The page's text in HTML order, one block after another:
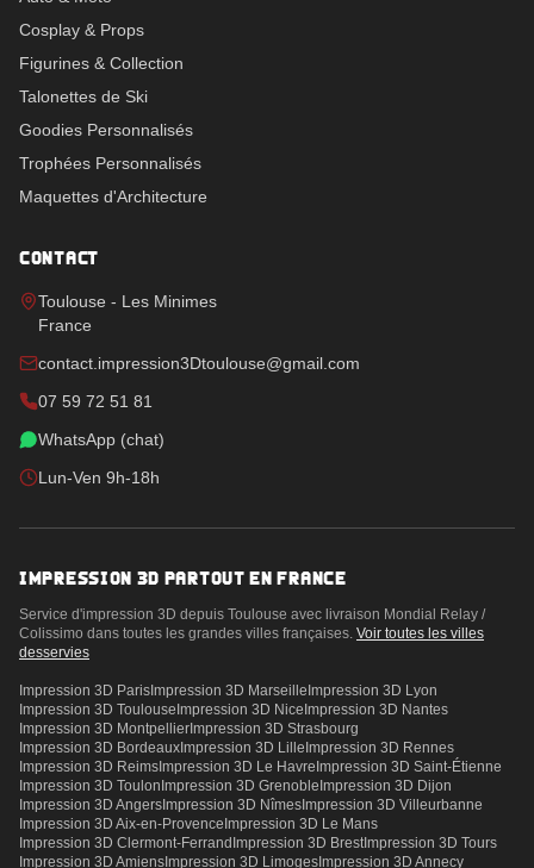
Cosplay & Props
Figurines & Collection
Talonettes de Ski
Goodies Personnalisés
Trophées Personnalisés
Maquettes d'Architecture
CONTACT
Toulouse - Les Minimes
France
contact.impression3Dtoulouse@gmail.com
07 59 72 51 81
WhatsApp (chat)
Lun-Ven 9h-18h
IMPRESSION 3D PARTOUT EN FRANCE
Service d'impression 3D depuis Toulouse avec livraison Mondial Relay /
Colissimo dans toutes les grandes villes françaises. Voir toutes les villes
desservies
Impression 3D Paris Impression 3D Marseille Impression 3D Lyon
Impression 3D Toulouse Impression 3D Nice Impression 3D Nantes
Impression 3D Montpellier Impression 3D Strasbourg
Impression 3D Bordeaux Impression 3D Lille Impression 3D Rennes
Impression 3D Reims Impression 3D Le Havre Impression 3D Saint-Étienne
Impression 3D Toulon Impression 3D Grenoble Impression 3D Dijon
Impression 3D Angers Impression 3D Nîmes Impression 3D Villeurbanne
Impression 3D Aix-en-Provence Impression 3D Le Mans
Impression 3D Clermont-Ferrand Impression 3D BrestImpression 3D Tours
Impression 3D Amiens Impression 3D Limoges Impression 3D Annecy